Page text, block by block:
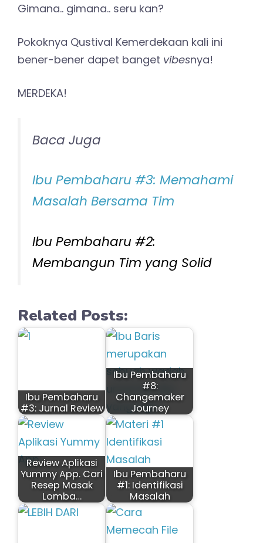
Gimana.. gimana.. seru kan?
Pokoknya Qustival Kemerdekaan kali ini
bener-bener dapet banget vibesnya!
MERDEKA!
Baca Juga
Ibu Pembaharu #3: Memahami
Masalah Bersama Tim
Ibu Pembaharu #2:
Membangun Tim yang Solid
Related Posts:
Ibu Pembaharu
#3: Jurnal Review
Ibu Pembaharu
#8:
Changemaker
Journey
Review Aplikasi
Yummy App. Cari
Resep Masak
Lomba…
Ibu Pembaharu
#1: Identifikasi
Masalah